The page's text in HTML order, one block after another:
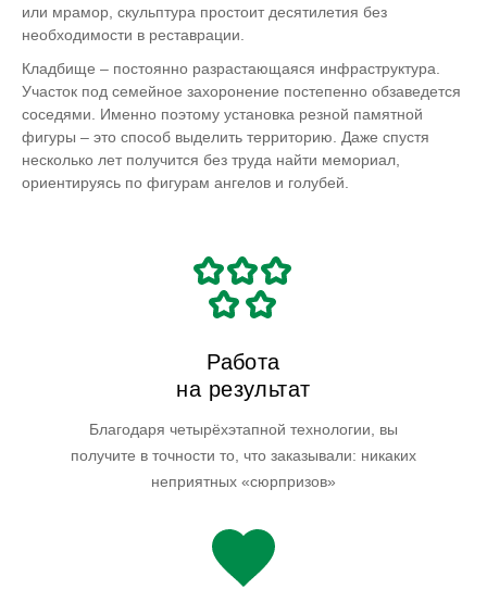
или мрамор, скульптура простоит десятилетия без
необходимости в реставрации.
Кладбище – постоянно разрастающаяся инфраструктура.
Участок под семейное захоронение постепенно обзаведется
соседями. Именно поэтому установка резной памятной
фигуры – это способ выделить территорию. Даже спустя
несколько лет получится без труда найти мемориал,
ориентируясь по фигурам ангелов и голубей.
Работа
на результат
Благодаря четырёхэтапной технологии, вы
получите в точности то, что заказывали: никаких
неприятных «сюрпризов»